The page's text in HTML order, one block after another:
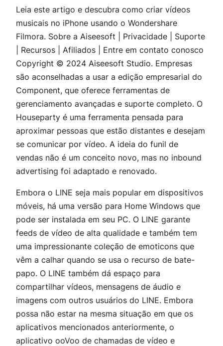
Leia este artigo e descubra como criar vídeos
musicais no iPhone usando o Wondershare
Filmora. Sobre a Aiseesoft | Privacidade | Suporte
| Recursos | Afiliados | Entre em contato conosco
Copyright © 2024 Aiseesoft Studio. Empresas
são aconselhadas a usar a edição empresarial do
Component, que oferece ferramentas de
gerenciamento avançadas e suporte completo. O
Houseparty é uma ferramenta pensada para
aproximar pessoas que estão distantes e desejam
se comunicar por vídeo. A ideia do funil de
vendas não é um conceito novo, mas no inbound
advertising foi adaptado e renovado.
Embora o LINE seja mais popular em dispositivos
móveis, há uma versão para Home Windows que
pode ser instalada em seu PC. O LINE garante
feeds de vídeo de alta qualidade e também tem
uma impressionante coleção de emoticons que
vêm a calhar quando se usa o recurso de bate-
papo. O LINE também dá espaço para
compartilhar vídeos, mensagens de áudio e
imagens com outros usuários do LINE. Embora
possa não estar na mesma situação em que os
aplicativos mencionados anteriormente, o
aplicativo ooVoo de chamadas de vídeo e